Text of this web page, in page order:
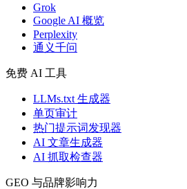
Grok
Google AI 概览
Perplexity
通义千问
免费 AI 工具
LLMs.txt 生成器
单页审计
热门提示词发现器
AI 文章生成器
AI 抓取检查器
GEO 与品牌影响力